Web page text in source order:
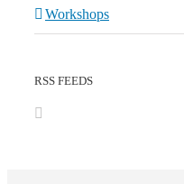
Workshops
RSS FEEDS